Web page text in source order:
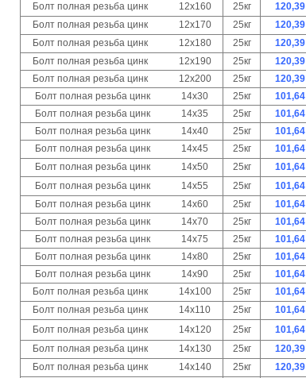
Болт полная резьба цинк 12x160
25кг 120,39
Болт полная резьба цинк 12x170
25кг 120,39
Болт полная резьба цинк 12x180
25кг 120,39
Болт полная резьба цинк 12x190
25кг 120,39
Болт полная резьба цинк 12x200
25кг 120,39
Болт полная резьба цинк 14x30
25кг 101,64
Болт полная резьба цинк 14x35
25кг 101,64
Болт полная резьба цинк 14x40
25кг 101,64
Болт полная резьба цинк 14x45
25кг 101,64
Болт полная резьба цинк 14x50
25кг 101,64
Болт полная резьба цинк 14x55
25кг 101,64
Болт полная резьба цинк 14x60
25кг 101,64
Болт полная резьба цинк 14x70
25кг 101,64
Болт полная резьба цинк 14x75
25кг 101,64
Болт полная резьба цинк 14x80
25кг 101,64
Болт полная резьба цинк 14x90
25кг 101,64
Болт полная резьба цинк 14x100
25кг 101,64
Болт полная резьба цинк 14x110
25кг 101,64
Болт полная резьба цинк 14x120
25кг 101,64
Болт полная резьба цинк 14x130
25кг 120,39
Болт полная резьба цинк 14x140
25кг 120,39